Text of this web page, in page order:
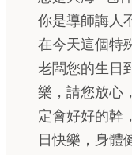
你是導師誨人
在今天這個特
老闆您的生日
樂，請您放心
定會好好的幹
日快樂，身體